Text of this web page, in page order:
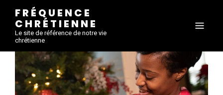
FRÉQUENCE
CHRÉTIENNE
Le site de référence de notre vie
chrétienne